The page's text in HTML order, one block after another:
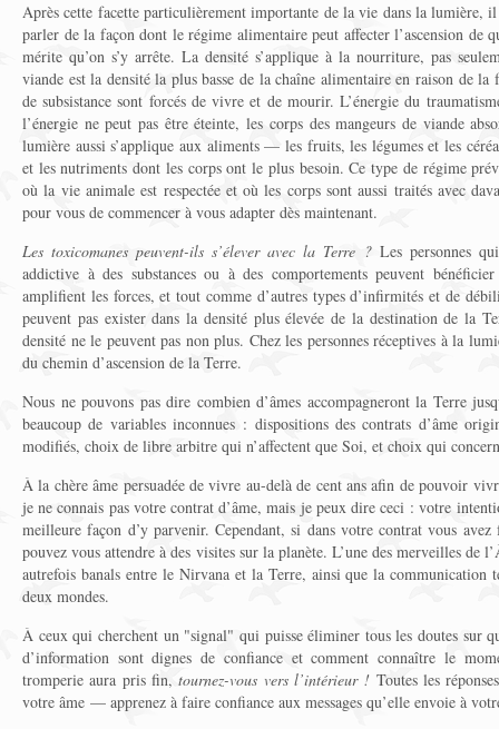
Après cette facette particulièrement importante de la vie dans la lumière,
parler de la façon dont le régime alimentaire peut affecter l’ascension de
mérite qu’on s’y arrête. La densité s’applique à la nourriture, pas
viande est la densité la plus basse de la chaîne alimentaire en raison de
de subsistance sont forcés de vivre et de mourir. L’énergie du
l’énergie ne peut pas être éteinte, les corps des mangeurs de viande
lumière aussi s’applique aux aliments — les fruits, les légumes et les
et les nutriments dont les corps ont le plus besoin. Ce type de régime
où la vie animale est respectée et où les corps sont aussi traités avec
pour vous de commencer à vous adapter dès maintenant.
Les toxicomanes peuvent-ils s’élever avec la Terre ? Les personnes
addictive à des substances ou à des comportements peuvent
amplifient les forces, et tout comme d’autres types d’infirmités et de
peuvent pas exister dans la densité plus élevée de la destination de la
densité ne le peuvent pas non plus. Chez les personnes réceptives à la
du chemin d’ascension de la Terre.
Nous ne pouvons pas dire combien d’âmes accompagneront la Terre
beaucoup de variables inconnues : dispositions des contrats d’âme
modifiés, choix de libre arbitre qui n’affectent que Soi, et choix qui
À la chère âme persuadée de vivre au-delà de cent ans afin de pouvoir
je ne connais pas votre contrat d’âme, mais je peux dire ceci : votre
meilleure façon d’y parvenir. Cependant, si dans votre contrat vous
pouvez vous attendre à des visites sur la planète. L’une des merveilles de
autrefois banals entre le Nirvana et la Terre, ainsi que la communication
deux mondes.
À ceux qui cherchent un "signal" qui puisse éliminer tous les doutes sur
d’information sont dignes de confiance et comment connaître le
tromperie aura pris fin,tournez-vous vers l’intérieur ! Toutes les
votre âme — apprenez à faire confiance aux messages qu’elle envoie à